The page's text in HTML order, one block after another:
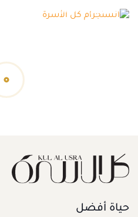
انستجرام كل الأسرة
حياة أفضل